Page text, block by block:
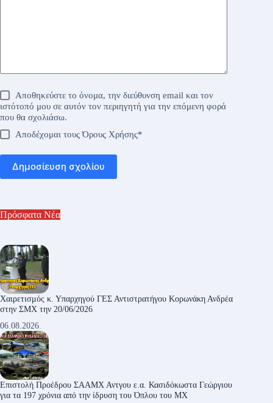
Αποθηκεύστε το όνομα, την διεύθυνση email και τον
ιστότοπό μου σε αυτόν τον περιηγητή για την επόμενη φορά
που θα σχολιάσω.
Αποδέχομαι τουςΌρους Χρήσης*
Δημοσίευση σχολίου
Πρόσφατα Νέα
Χαιρετισμός κ. Υπαρχηγού ΓΕΣ Αντιστρατήγου Κορωνάκη Ανδρέα
στην ΣΜΧ την 20/06/2026
06.08.2026.
Επιστολή Προέδρου ΣΑΑΜΧ Αντγου ε.α. Κασιδόκωστα Γεώργιου
για τα 197 χρόνια από την ίδρυση του Όπλου του ΜΧ